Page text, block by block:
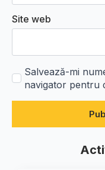
Site web
Salvează-mi
navigator pentru